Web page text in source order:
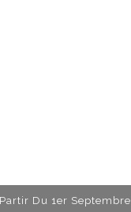
Du 1er Septembre